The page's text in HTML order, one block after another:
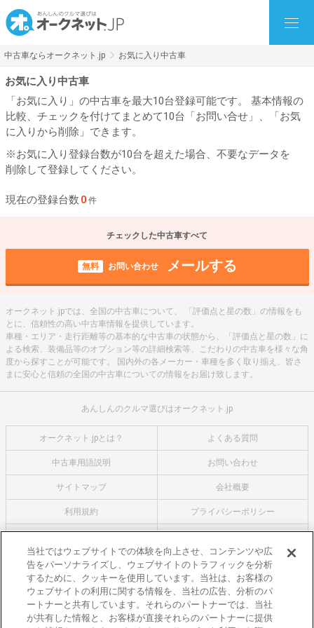
中古車ならオークネット.jp お気に入り中古車
お気に入り中古車
「お気に入り」の中古車を最大10台登録可能です。 基本情報の
比較、チェックを付けてまとめて10台「お問い合せ」、「お気
に入りから削除」できます。
※お気に入り登録台数が10台を超えた場合、不要なデータを
削除して登録してください。
現在の登録台数 0 件
チェックした中古車すべて
無料 お問い合わせ メールする
オークネット.jpでは、全国の中古車について、 「評価点と星の数」の情報をも
とに、信頼性の高い中古車情報を提供しています。
車種・エリア・走行距離等の基本的な中古車の状態から、「評価点と星の数」に
よる検索、装備品等のオプション等の詳細検索等、こだわりの中古車を様々な角
度から探すことが可能です。 国内外の各メーカー・車種を多く取り揃え、皆さ
まに安心と信頼の全国の中古車についての情報をお届け致します。
あんしんのクルマ選びはオークネット.jp
オークネット.jpとは？ よくある質問
中古車用語説明 お問い合わせ
サイトマップ 会社概要
利用規約 プライバシーポリシー
オークネットのその他のサービス
バイク関連サービス
中古バイクを探すならバイクの窓口
レンタルバイクに乗るならモトオークレンタルバイク
当社ではウェブサイトでの体験を向上させ、コンテンツや広
告をパーソナライズし、ウェブサイトのトラフィックを分析
するために、クッキーを使用しています。当社は、お客様の
ウェブサイトの利用に関する情報を、当社の広告、分析のパ
ートナーと共有しています。それらのパートナーでは、当社
が共有した情報と、お客様が直接それらのパートナーに提供